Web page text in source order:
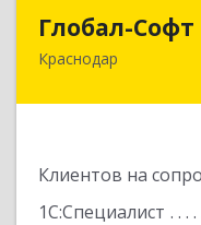
Глобал-Софт
Краснодар
Клиентов на
1С:Специалист
350018,